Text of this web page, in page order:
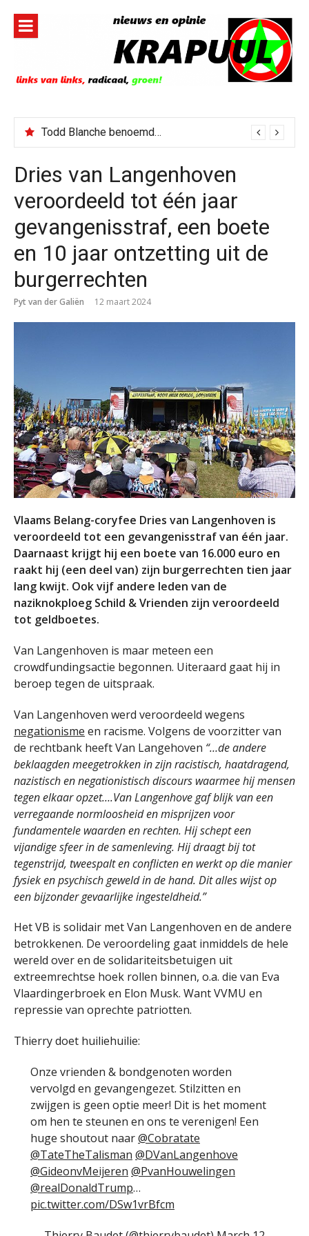
inhoud
Todd Blanche benoemd tot Attorney General
Dries van Langenhoven
veroordeeld tot één jaar
gevangenisstraf, een boete
en 10 jaar ontzetting uit de
burgerrechten
Pyt van der Galiën 12 maart 2024
Vlaams Belang-coryfee Dries van Langenhoven is
veroordeeld tot een gevangenisstraf van één jaar.
Daarnaast krijgt hij een boete van 16.000 euro en
raakt hij (een deel van) zijn burgerrechten tien jaar
lang kwijt. Ook vijf andere leden van de
naziknokploeg Schild & Vrienden zijn veroordeeld
tot geldboetes.
Van Langenhoven is maar meteen een
crowdfundingsactie begonnen. Uiteraard gaat hij in
beroep tegen de uitspraak.
Van Langenhoven werd veroordeeld wegens
negationisme en racisme. Volgens de voorzitter van
de rechtbank heeft Van Langehoven “…de andere
beklaagden meegetrokken in zijn racistisch, haatdragend,
nazistisch en negationistisch discours waarmee hij mensen
tegen elkaar opzet….Van Langenhove gaf blijk van een
verregaande normloosheid en misprijzen voor
fundamentele waarden en rechten. Hij schept een
vijandige sfeer in de samenleving. Hij draagt bij tot
tegenstrijd, tweespalt en conflicten en werkt op die manier
fysiek en psychisch geweld in de hand. Dit alles wijst op
een bijzonder gevaarlijke ingesteldheid.”
Het VB is solidair met Van Langenhoven en de andere
betrokkenen. De veroordeling gaat inmiddels de hele
wereld over en de solidariteitsbetuigen uit
extreemrechtse hoek rollen binnen, o.a. die van Eva
Vlaardingerbroek en Elon Musk. Want VVMU en
repressie van oprechte patriotten.
Thierry doet huiliehuilie:
Onze vrienden & bondgenoten worden
vervolgd en gevangengezet. Stilzitten en
zwijgen is geen optie meer! Dit is het moment
om hen te steunen en ons te verenigen! Een
huge shoutout naar@Cobratate
@TateTheTalisman @DVanLangenhove
@GideonvMeijeren @PvanHouwelingen
@realDonaldTrump…
pic.twitter.com/DSw1vrBfcm